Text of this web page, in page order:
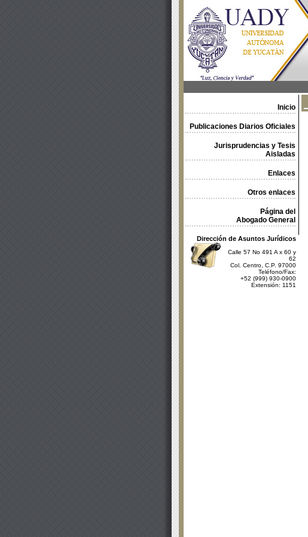
Inicio
Publicaciones Diarios Oficiales
Jurisprudencias y Tesis
Aisladas
Enlaces
Otros enlaces
Página del
Abogado General
Dirección de Asuntos Jurídicos
Calle 57 No 491 A x 60 y
62
Col. Centro, C.P. 97000
Teléfono/Fax:
+52 (999) 930-0900
Extensión: 1151